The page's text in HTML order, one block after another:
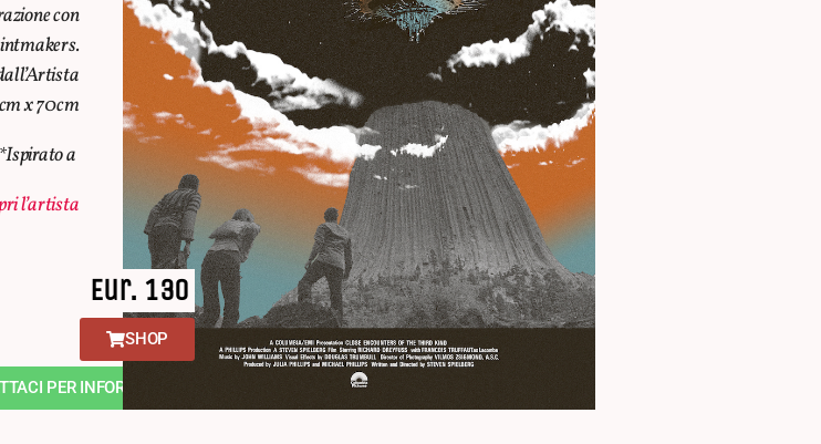
con
x 70cm
*Ispirato a
l’artista
Eur. 130
SHOP
PER INFORMAZIONI